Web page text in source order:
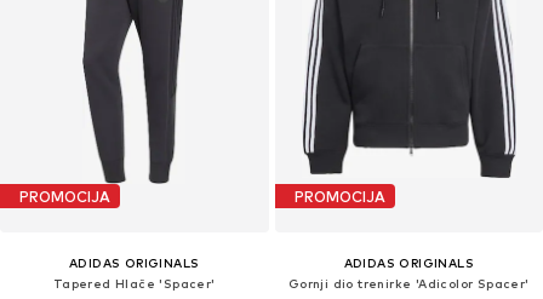
PROMOCIJA
ADIDAS ORIGINALS
Tapered Hlače 'Spacer'
PROMOCIJA
ADIDAS ORIGINALS
Gornji dio trenirke 'Adicolor Spacer'